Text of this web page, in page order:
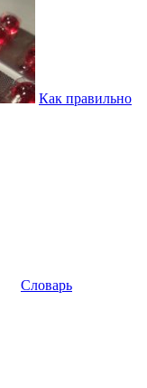
Как правильно
Словарь